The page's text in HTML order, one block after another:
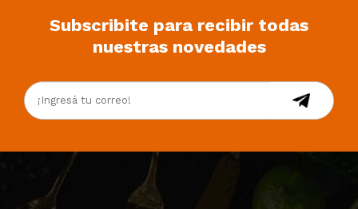
Subscribite para recibir todas
nuestras novedades